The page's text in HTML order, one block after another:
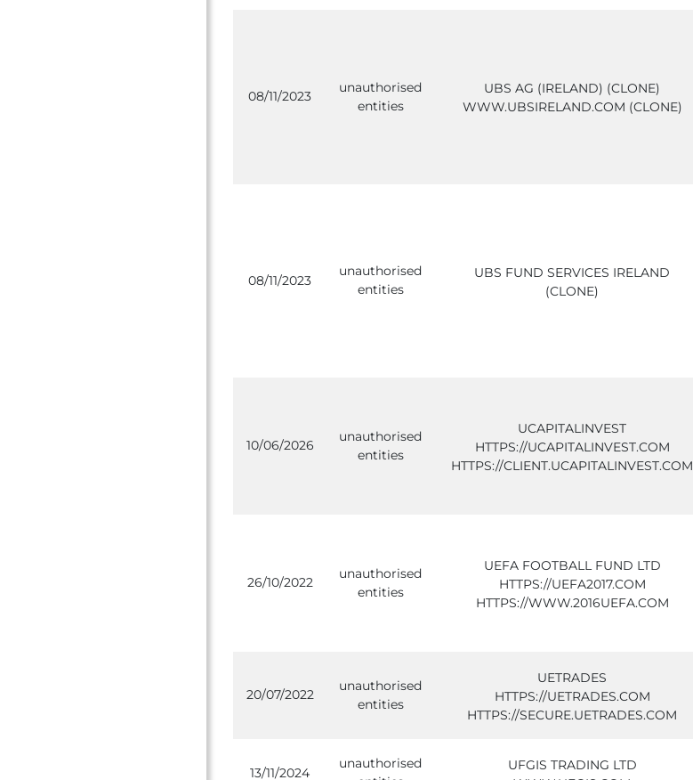
08/11/2023
unauthorised
entities
UBS AG (IRELAND) (CLONE)
WWW.UBSIRELAND.COM (CLONE)
08/11/2023
unauthorised
entities
UBS FUND SERVICES IRELAND
(CLONE)
10/06/2026
unauthorised
entities
UCAPITALINVEST
HTTPS://UCAPITALINVEST.COM
HTTPS://CLIENT.UCAPITALINVEST.COM
26/10/2022
unauthorised
entities
UEFA FOOTBALL FUND LTD
HTTPS://UEFA2017.COM
HTTPS://WWW.2016UEFA.COM
20/07/2022
unauthorised
entities
UETRADES
HTTPS://UETRADES.COM
HTTPS://SECURE.UETRADES.COM
13/11/2024
unauthorised
UFGIS TRADING LTD